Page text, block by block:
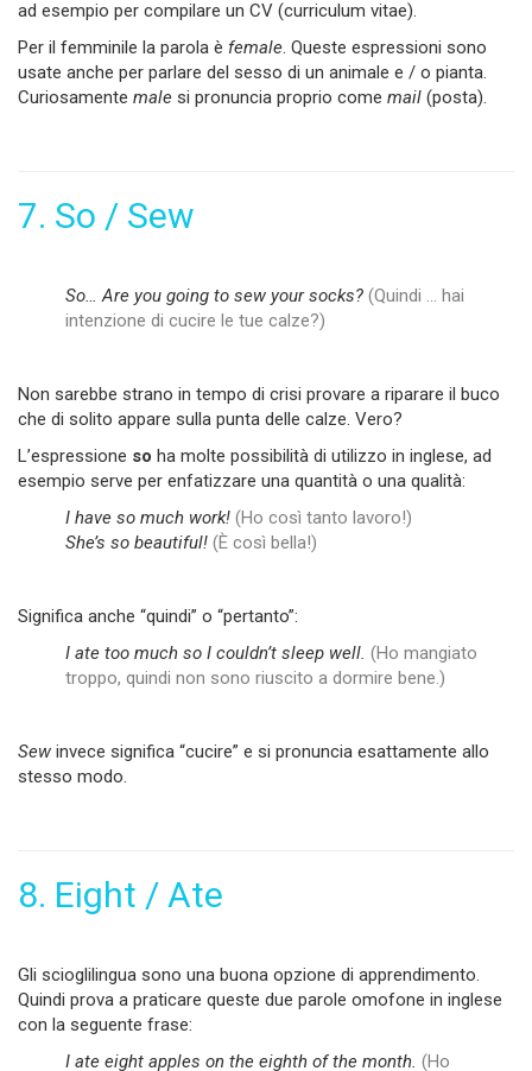
ad esempio per compilare un CV (curriculum vitae).
Per il femminile la parola è female. Queste espressioni sono
usate anche per parlare del sesso di un animale e / o pianta.
Curiosamente male si pronuncia proprio come mail (posta).
7. So / Sew
So… Are you going to sew your socks? (Quindi … hai
intenzione di cucire le tue calze?)
Non sarebbe strano in tempo di crisi provare a riparare il buco
che di solito appare sulla punta delle calze. Vero?
L’espressione so ha molte possibilità di utilizzo in inglese, ad
esempio serve per enfatizzare una quantità o una qualità:
I have so much work! (Ho così tanto lavoro!)
She’s so beautiful! (È così bella!)
Significa anche “quindi” o “pertanto”:
I ate too much so I couldnʼt sleep well. (Ho mangiato
troppo, quindi non sono riuscito a dormire bene.)
Sew invece significa “cucire” e si pronuncia esattamente allo
stesso modo.
8. Eight / Ate
Gli scioglilingua sono una buona opzione di apprendimento.
Quindi prova a praticare queste due parole omofone in inglese
con la seguente frase:
I ate eight apples on the eighth of the month. (Ho